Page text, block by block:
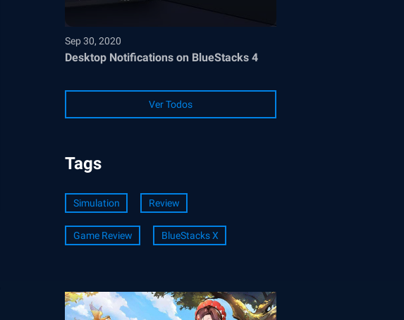
Sep 30, 2020
Desktop Notifications on BlueStacks 4
Ver Todos
Tags
Simulation Review
Game Review BlueStacks X